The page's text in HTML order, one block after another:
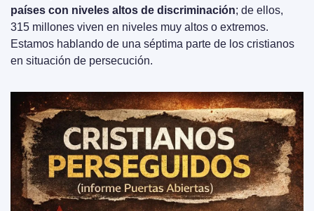
países con niveles altos de discriminación; de ellos,
315 millones viven en niveles muy altos o extremos.
Estamos hablando de una séptima parte de los cristianos
en situación de persecución.